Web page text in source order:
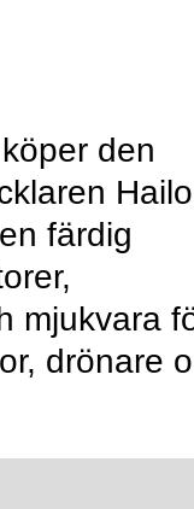
den
färdig
mjukvara
drönare